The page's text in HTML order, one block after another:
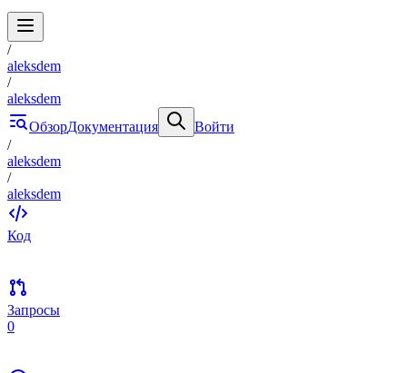
/
aleksdem
/
aleksdem
ОбзорДокументация
Войти
/
aleksdem
/
aleksdem
Код
Запросы
0